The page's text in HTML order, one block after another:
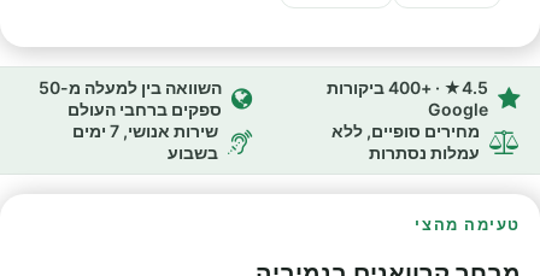
4.5★ · +400 ביקורות
Google
השוואה בין למעלה מ-50
ספקים ברחבי העולם
מחירים סופיים, ללא
עמלות נסתרות
שירות אנושי, 7 ימים
בשבוע
טעימה מהצי